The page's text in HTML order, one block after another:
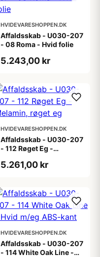
HVIDEVARESHOPPEN.DK
Affaldsskab - U030-207
- 08 Roma - Hvid folie
5.243,00 kr
HVIDEVARESHOPPEN.DK
Affaldsskab - U030-207
- 112 Røget Eg -
5.261,00 kr
HVIDEVARESHOPPEN.DK
Affaldsskab - U030-207
- 114 White Oak Line -